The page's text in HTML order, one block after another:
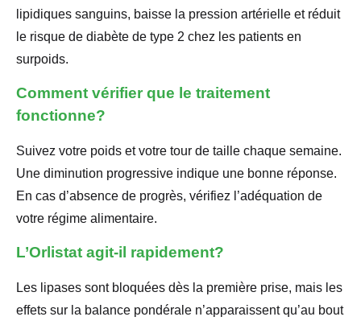
lipidiques sanguins, baisse la pression artérielle et réduit
le risque de diabète de type 2 chez les patients en
surpoids.
Comment vérifier que le traitement
fonctionne?
Suivez votre poids et votre tour de taille chaque semaine.
Une diminution progressive indique une bonne réponse.
En cas d’absence de progrès, vérifiez l’adéquation de
votre régime alimentaire.
L’Orlistat agit-il rapidement?
Les lipases sont bloquées dès la première prise, mais les
effets sur la balance pondérale n’apparaissent qu’au bout